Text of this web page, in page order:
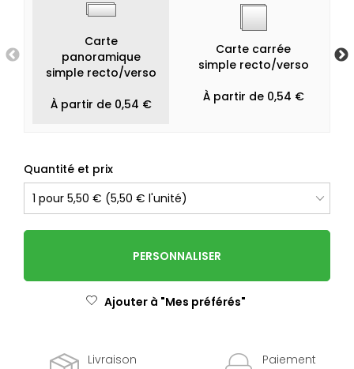
Carte
panoramique
simple recto/verso
À partir de 0,54 €
Carte carrée
simple recto/verso
À partir de 0,54 €
Quantité et prix
PERSONNALISER
Ajouter à "Mes préférés"
Livraison
Paiement